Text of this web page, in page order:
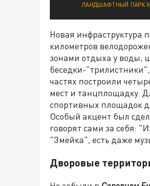
ЛАНДШАФТНЫЙ ПАРК
Новая инфраструктура
километров
зонами отдыха у воды,
беседки-
частях построили
мест и танцплощадку.
спортивных площадок
Особый акцент был
говорят сами за себя:
"Змейка", есть даже
Дворовые